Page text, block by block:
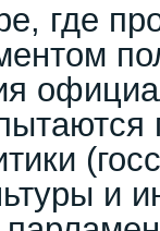
где
и